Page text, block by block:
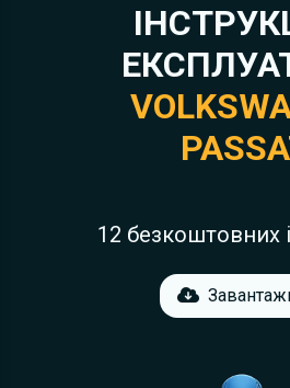
12 безкоштовних